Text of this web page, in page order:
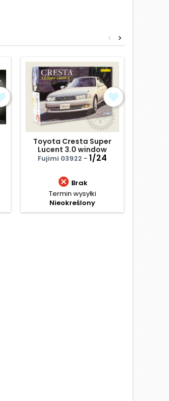
>
<
Toyota Cresta Super
Lucent 3.0 window
masking seal
Fujimi 03922 - 1/24
 Brak
Termin wysyłki
Nieokreślony